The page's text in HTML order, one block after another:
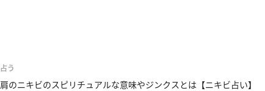
占う
肩のニキビのスピリチュアルな意味やジンクスとは【ニキビ占い】